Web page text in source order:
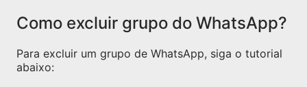
Como excluir grupo do WhatsApp?
Para excluir um grupo de WhatsApp, siga o tutorial
abaixo: